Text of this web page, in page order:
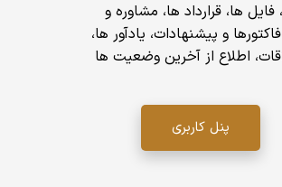
ها، قرارداد ها، مشاوره و
و پیشنهادات، یادآور ها،
اطلاع از آخرین وضعیت ها
پنل کاربری